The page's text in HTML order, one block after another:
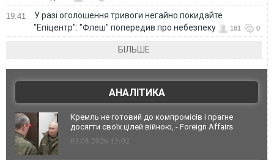
19:41
У разі оголошення тривоги негайно покидайте
"Епіцентр": "Флеш" попередив про небезпеку
181 0
БІЛЬШЕ
АНАЛІТИКА
Кремль не готовий до компромісів і прагне
досягти своїх цілей війною, - Foreign Affairs
03.08.2026 13:02